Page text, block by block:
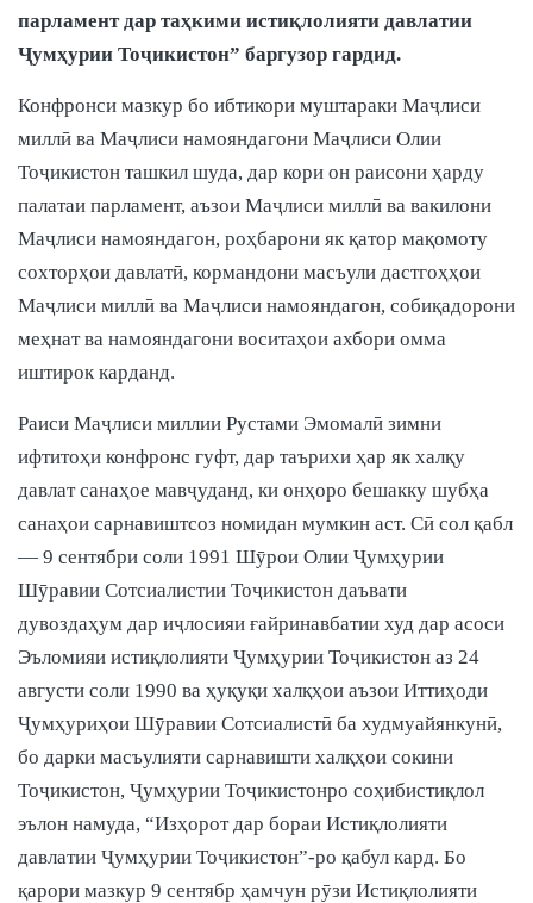
парламент дар таҳкими истиқлолияти давлатии
Ҷумҳурии Тоҷикистон” баргузор гардид.
Конфронси мазкур бо ибтикори муштараки Маҷлиси
миллӣ ва Маҷлиси намояндагони Маҷлиси Олии
Тоҷикистон ташкил шуда, дар кори он раисони ҳарду
палатаи парламент, аъзои Маҷлиси миллӣ ва вакилони
Маҷлиси намояндагон, роҳбарони як қатор мақомоту
сохторҳои давлатӣ, кормандони масъули дастгоҳҳои
Маҷлиси миллӣ ва Маҷлиси намояндагон, собиқадорони
меҳнат ва намояндагони воситаҳои ахбори омма
иштирок карданд.
Раиси Маҷлиси миллии Рустами Эмомалӣ зимни
ифтитоҳи конфронс гуфт, дар таърихи ҳар як халқу
давлат санаҳое мавҷуданд, ки онҳоро бешакку шубҳа
санаҳои сарнавиштсоз номидан мумкин аст. Сӣ сол қабл
— 9 сентябри соли 1991 Шӯрои Олии Ҷумҳурии
Шӯравии Сотсиалистии Тоҷикистон даъвати
дувоздаҳум дар иҷлосияи ғайринавбатии худ дар асоси
Эъломияи истиқлолияти Ҷумҳурии Тоҷикистон аз 24
августи соли 1990 ва ҳуқуқи халқҳои аъзои Иттиҳоди
Ҷумҳуриҳои Шӯравии Сотсиалистӣ ба худмуайянкунӣ,
бо дарки масъулияти сарнавишти халқҳои сокини
Тоҷикистон, Ҷумҳурии Тоҷикистонро соҳибистиқлол
эълон намуда, “Изҳорот дар бораи Истиқлолияти
давлатии Ҷумҳурии Тоҷикистон”-ро қабул кард. Бо
қарори мазкур 9 сентябр ҳамчун рӯзи Истиқлолияти